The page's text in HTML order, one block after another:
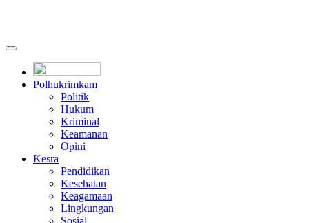
Polhukrimkam
Politik
Hukum
Kriminal
Keamanan
Opini
Kesra
Pendidikan
Kesehatan
Keagamaan
Lingkungan
Sosial